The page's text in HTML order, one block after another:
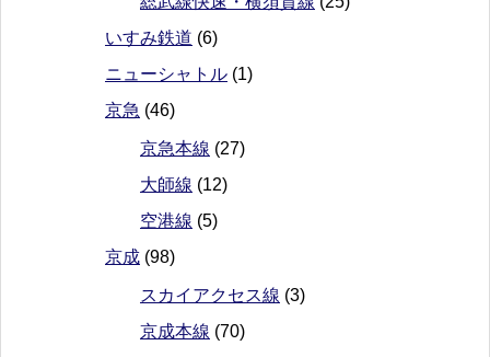
いすみ鉄道 (6)
ニューシャトル (1)
京急 (46)
京急本線 (27)
大師線 (12)
空港線 (5)
京成 (98)
スカイアクセス線 (3)
京成本線 (70)